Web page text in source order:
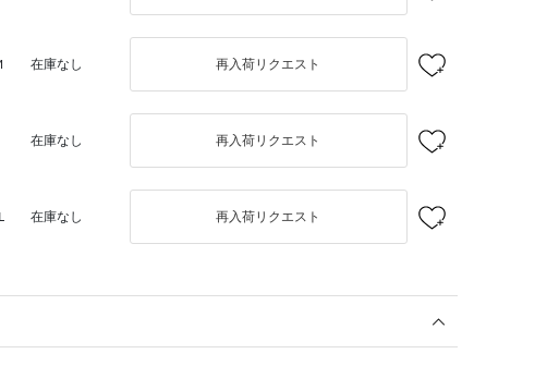
在庫なし 再入荷リクエスト
在庫なし 再入荷リクエスト
在庫なし 再入荷リクエスト